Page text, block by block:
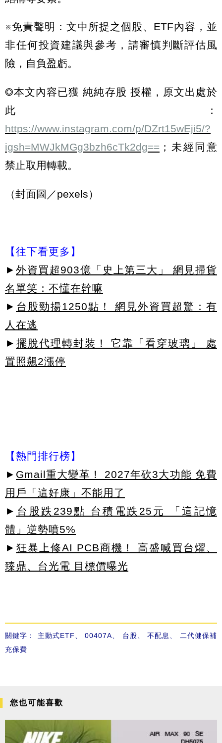
※免責聲明：文中所提之個股、ETF內容，並
非任何投資建議與參考，請審慎判斷評估風
險，自負盈虧。
◎本文內容已獲 純純存股 授權，原文出處於
此：
https://www.instagram.com/p/DZrt15wEji5/?
igsh=MWJkMGg3bzh6cTk2dg== ；未經同意
禁止取用轉載。
（封面圖／pexels）
【往下看更多】
► 外資買超903億「史上第三大」 網見掃貨
名單笑：不懂在幹嘛
► 台股勁揚1250點！ 網見外資買超驚：有
人在逃
► 擺脫代理轉封裝！ 它靠「看穿玻璃」 處
置照飆2漲停
【熱門排行榜】
► Gmail重大變革！ 2027年砍3大功能 免費
用戶「這好康」不能用了
► 台股跌239點 台積電跌25元 「這記憶
體」逆勢噴5%
► 狂暴上修AI PCB商機！ 高盛喊買台燿、
臻鼎、台光電 目標價曝光
關鍵字： 主動式ETF 、00407A 台股 、不配息
二代健保補
充保費
您也可能喜歡